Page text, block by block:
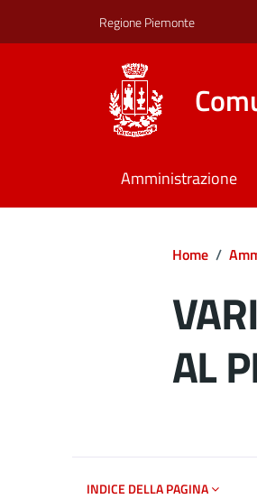
Regione Piemonte
Amministrazione
Home /
AL
INDICE DELLA PAGINA